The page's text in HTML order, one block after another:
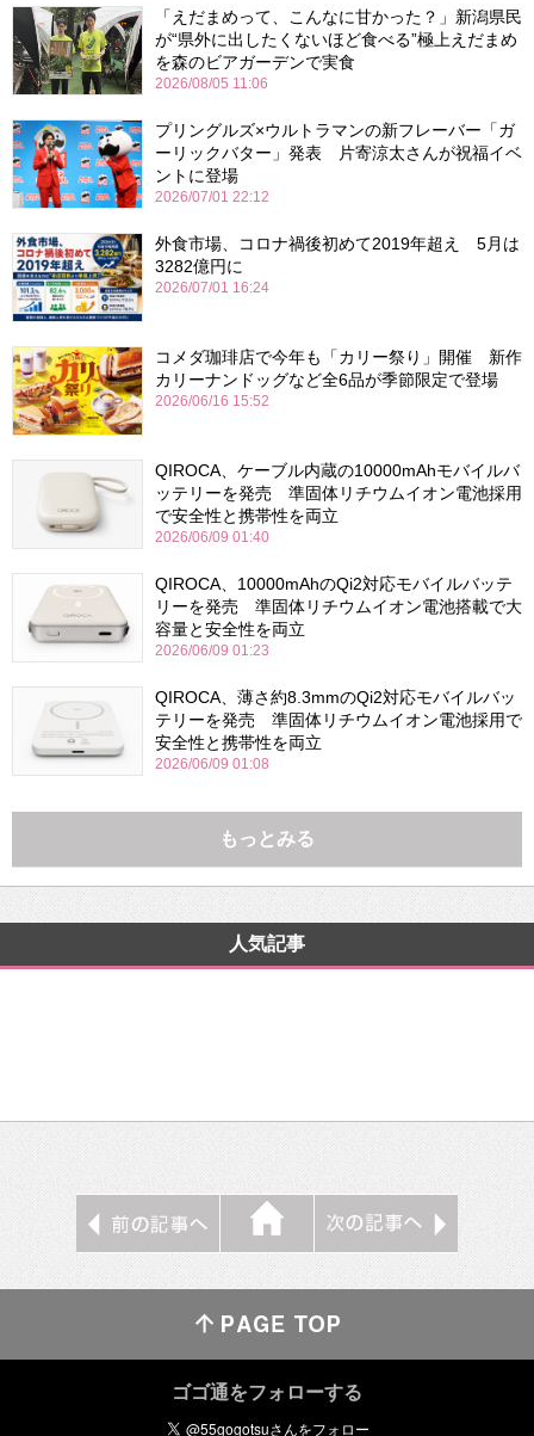
「えだまめって、こんなに甘かった？」新潟県民
が“県外に出したくないほど食べる”極上えだまめ
を森のビアガーデンで実食
2026/08/05 11:06
プリングルズ×ウルトラマンの新フレーバー「ガ
ーリックバター」発表 片寄涼太さんが祝福イベ
ントに登場
2026/07/01 22:12
外食市場、コロナ禍後初めて2019年超え 5月は
3282億円に
2026/07/01 16:24
コメダ珈琲店で今年も「カリー祭り」開催 新作
カリーナンドッグなど全6品が季節限定で登場
2026/06/16 15:52
QIROCA、ケーブル内蔵の10000mAhモバイルバ
ッテリーを発売 準固体リチウムイオン電池採用
で安全性と携帯性を両立
2026/06/09 01:40
QIROCA、10000mAhのQi2対応モバイルバッテ
リーを発売 準固体リチウムイオン電池搭載で大
容量と安全性を両立
2026/06/09 01:23
QIROCA、薄さ約8.3mmのQi2対応モバイルバッ
テリーを発売 準固体リチウムイオン電池採用で
安全性と携帯性を両立
2026/06/09 01:08
もっとみる
人気記事
ゴゴ通をフォローする